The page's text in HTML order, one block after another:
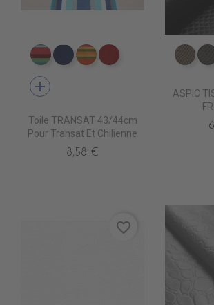
DT0013 CARACAS FUSHIA
DT0026 LEVANT BLEU
DT0014 SAOPAULO
DT0027 LEVANT
add
Toile TRANSAT 43/44cm
Pour Transat Et Chilienne
8,58 €
ASPIC
favorite_border